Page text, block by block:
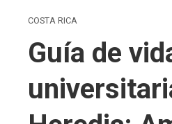
COSTA RICA
Guía de